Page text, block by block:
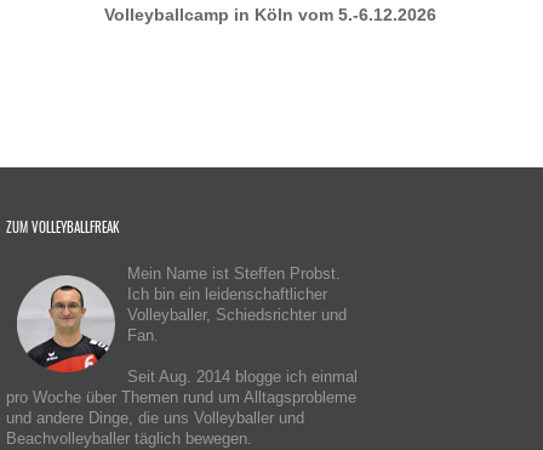
Volleyballcamp in Köln vom 5.-6.12.2026
ZUM VOLLEYBALLFREAK
Mein Name ist Steffen Probst.
Ich bin ein leidenschaftlicher
Volleyballer, Schiedsrichter und
Fan.
Seit Aug. 2014 blogge ich einmal
pro Woche über Themen rund um Alltagsprobleme
und andere Dinge, die uns Volleyballer und
Beachvolleyballer täglich bewegen.